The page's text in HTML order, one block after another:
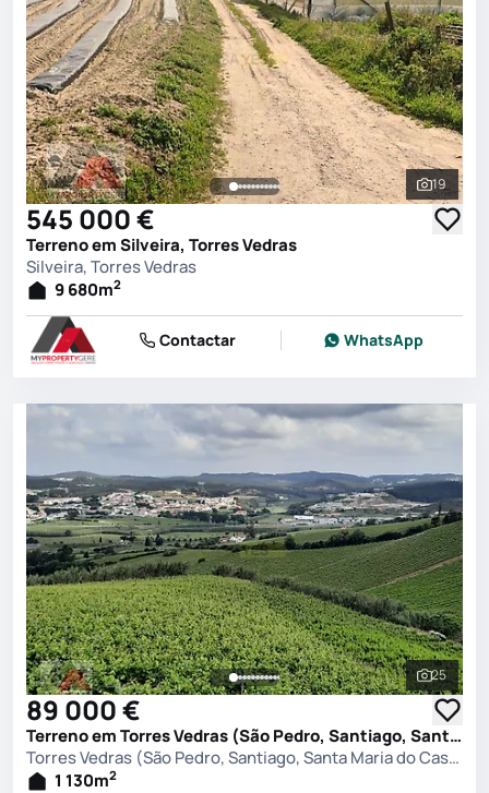
Ver
19
545 000 €
Terreno em Silveira, Torres Vedras
Silveira, Torres Vedras
9 680m2
Contactar WhatsApp
Ver
25
89 000 €
Terreno em Torres Vedras (São Pedro, Santiago, Santa Maria do Castelo e São Miguel) e Matacães, Torres Vedras
Torres Vedras (São Pedro, Santiago, Santa Maria do Castelo e São Miguel) e Matacães, Torres Vedras
1 130m2